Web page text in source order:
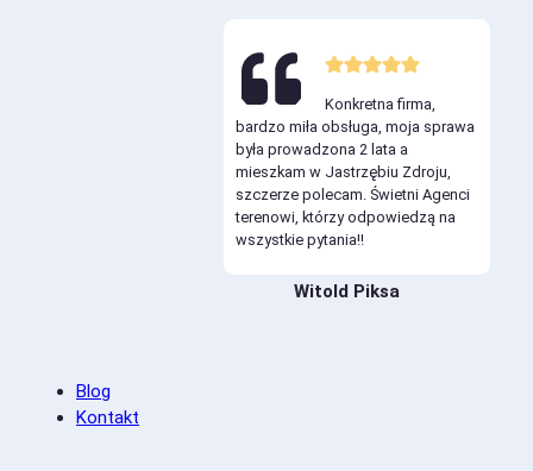
Konkretna firma,
bardzo miła obsługa, moja sprawa
była prowadzona 2 lata a
mieszkam w Jastrzębiu Zdroju,
szczerze polecam. Świetni Agenci
terenowi, którzy odpowiedzą na
wszystkie pytania!!
Witold Piksa
Blog
Kontakt